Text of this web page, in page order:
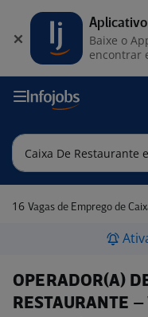
16 Vagas de Emprego de Caixa
OPERADOR(A)
RESTAURANTE –
Baixe o
encontrar